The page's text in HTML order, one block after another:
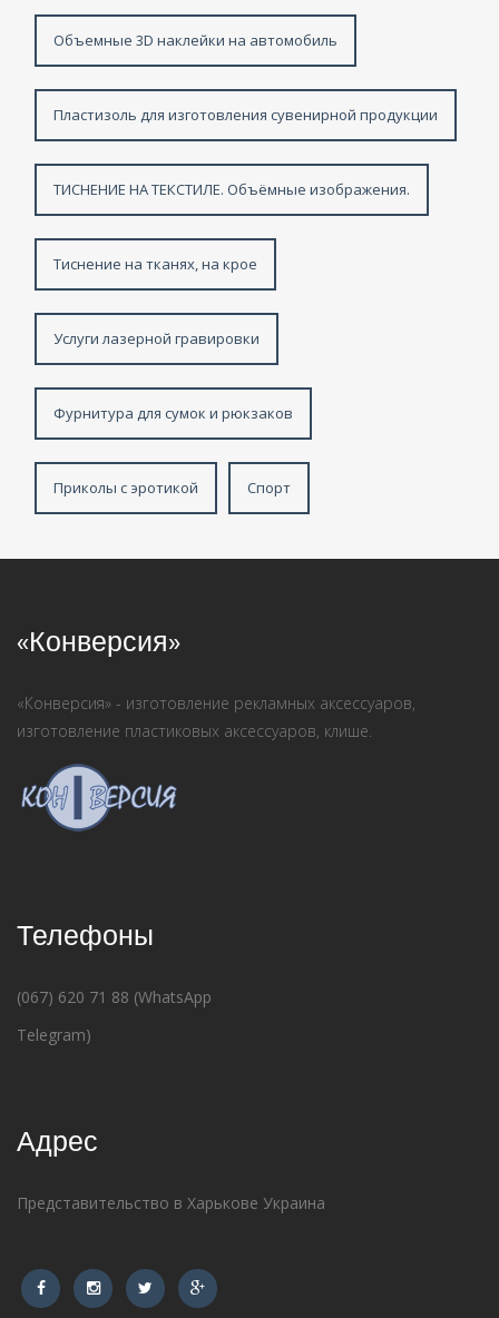
Объемные 3D наклейки на автомобиль
Пластизоль для изготовления сувенирной продукции
ТИСНЕНИЕ НА ТЕКСТИЛЕ. Объёмные изображения.
Тиснение на тканях, на крое
Услуги лазерной гравировки
Фурнитура для сумок и рюкзаков
Приколы с эротикой Спорт
«Конверсия»
«Конверсия» - изготовление рекламных аксессуаров,
изготовление пластиковых аксессуаров, клише.
Телефоны
(067) 620 71 88 (WhatsApp
Telegram)
Адрес
Представительство в Харькове Украина